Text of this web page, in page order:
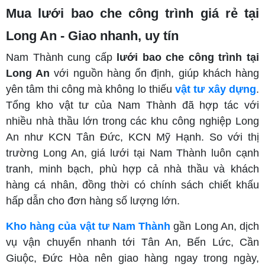
Mua lưới bao che công trình giá rẻ tại
Long An - Giao nhanh, uy tín
Nam Thành cung cấp
lưới bao che công trình tại
Long An với nguồn hàng ổn định, giúp khách hàng
yên tâm thi công mà không lo thiếuvật tư xây dựng.
Tổng kho vật tư của Nam Thành đã hợp tác với
nhiều nhà thầu lớn trong các khu công nghiệp Long
An như KCN Tân Đức, KCN Mỹ Hạnh. So với thị
trường Long An, giá lưới tại Nam Thành luôn cạnh
tranh, minh bạch, phù hợp cả nhà thầu và khách
hàng cá nhân, đồng thời có chính sách chiết khấu
hấp dẫn cho đơn hàng số lượng lớn.
Kho hàng của vật tư Nam Thành gần Long An, dịch
vụ vận chuyển nhanh tới Tân An, Bến Lức, Cần
Giuộc, Đức Hòa nên giao hàng ngay trong ngày,